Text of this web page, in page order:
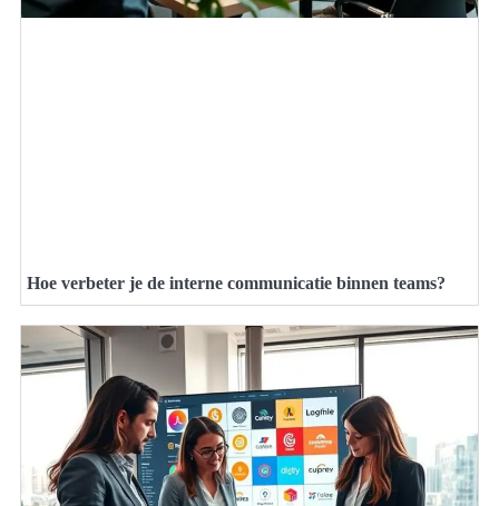
Hoe verbeter je de interne communicatie binnen teams?